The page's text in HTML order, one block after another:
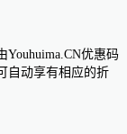
优惠码
自动享有相应的折